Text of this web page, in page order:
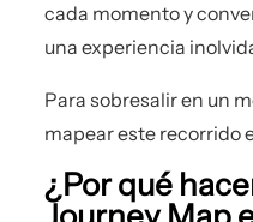
cada momento y
una experiencia
Para sobresalir en un
mapear este recorrido
¿Por qué